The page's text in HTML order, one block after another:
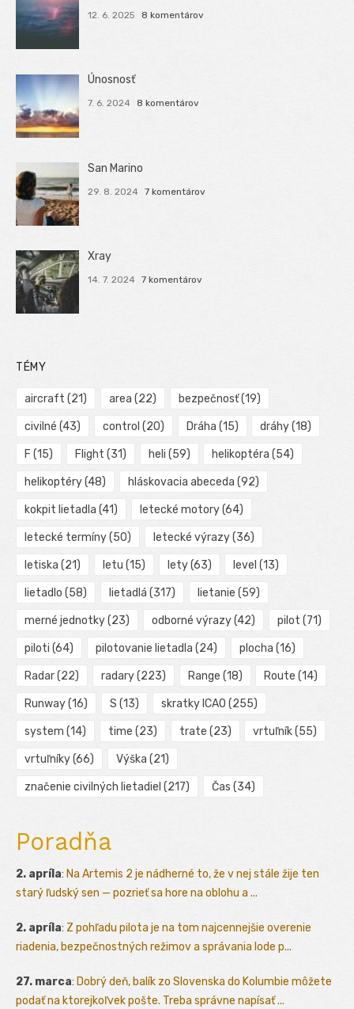
12. 6. 2025 8 komentárov
Únosnosť
7. 6. 2024 8 komentárov
San Marino
29. 8. 2024 7 komentárov
Xray
14. 7. 2024 7 komentárov
TÉMY
aircraft (21) area (22) bezpečnosť(19)
civilné (43) control (20) Dráha (15) dráhy(18)
F (15) Flight (31) heli (59) helikoptéra (54)
helikoptéry(48) hláskovacia abeceda (92)
kokpit lietadla (41) letecké motory(64)
letecké termíny(50) letecké výrazy(36)
letiska (21) letu (15) lety(63) level (13)
lietadlo (58) lietadlá (317) lietanie (59)
merné jednotky(23) odborné výrazy(42) pilot (71)
piloti (64) pilotovanie lietadla (24) plocha (16)
Radar(22) radary(223) Range (18) Route (14)
Runway(16) S (13) skratky ICAO (255)
system (14) time (23) trate (23) vrtuľník(55)
vrtuľníky(66) Výška (21)
značenie civilných lietadiel (217) Čas (34)
Poradňa
2. apríla: Na Artemis 2 je nádherné to, že v nej stále žije ten
starý ľudský sen — pozrieť sa hore na oblohu a ...
2. apríla: Z pohľadu pilota je na tom najcennejšie overenie
riadenia, bezpečnostných režimov a správania lode p...
27. marca: Dobrý deň, balík zo Slovenska do Kolumbie môžete
podať na ktorejkoľvek pošte. Treba správne napísať ...